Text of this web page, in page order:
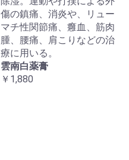
傷の鎮痛、消炎や、リュー
マチ性関節痛、癰血、筋肉
腫、腰痛、肩こりなどの治
療に用いる。
雲南白薬膏
￥1,880